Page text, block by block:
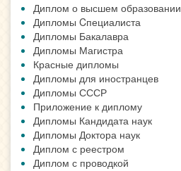
Диплом о высшем образовании
Дипломы Cпециалиста
Дипломы Бакалавра
Дипломы Магистра
Красные дипломы
Дипломы для иностранцев
Дипломы СССР
Приложение к диплому
Дипломы Кандидата наук
Дипломы Доктора наук
Диплом с реестром
Диплом с проводкой